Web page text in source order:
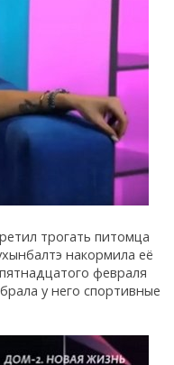
трогать питомца
накормила её
февраля
у него спортивные